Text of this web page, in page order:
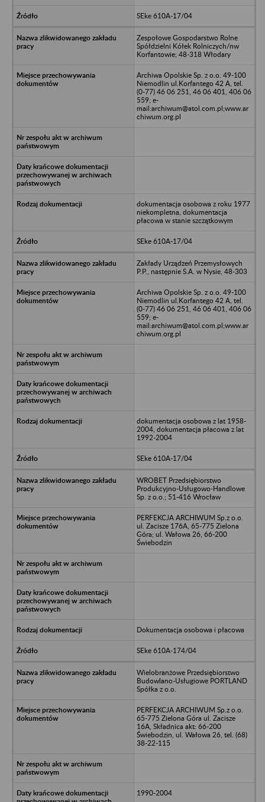
SEke 610A-17/04
Zespołowe Gospodarstwo Rolne
Spółdzielni Kółek Rolniczych/nw
Korfantowie; 48-318 Włodary
Archiwa Opolskie Sp. z o.o. 49-100
Niemodlin ul.Korfantego 42 A, tel.
(0-77) 46 06 251, 46 06 401, 406 06
559; e-
mail:archiwum@atol.com.pl;www.ar
chiwum.org.pl
dokumentacja osobowa z roku 1977
niekompletna, dokumentacja
płacowa w stanie szczątkowym
SEke 610A-17/04
Zakłady Urządzeń Przemysłowych
P.P., następnie S.A. w Nysie, 48-303
Archiwa Opolskie Sp. z o.o. 49-100
Niemodlin ul.Korfantego 42 A, tel.
(0-77) 46 06 251, 46 06 401, 406 06
559; e-
mail:archiwum@atol.com.pl;www.ar
chiwum.org.pl
dokumentacja osobowa z lat 1958-
2004, dokumentacja płacowa z lat
1992-2004
SEke 610A-17/04
WROBET Przedsiębiorstwo
Produkcyjno-Usługowo-Handlowe
Sp. z o.o.; 51-416 Wrocław
PERFEKCJA ARCHIWUM Sp.z o.o.
ul. Zacisze 176A, 65-775 Zielona
Góra; ul. Wałowa 26, 66-200
Świebodzin
Dokumentacja osobowa i płacowa
SEke 610A-174/04
Wielobranżowe Przedsiębiorstwo
Budowlano-Usługiowe PORTLAND
Spółka z o.o.
PERFEKCJA ARCHIWUM Sp.z o.o.
65-775 Zielona Góra ul. Zacisze
16A, Składnica akt: 66-200
Świebodzin, ul. Wałowa 26, tel. (68)
38-22-115
1990-2004